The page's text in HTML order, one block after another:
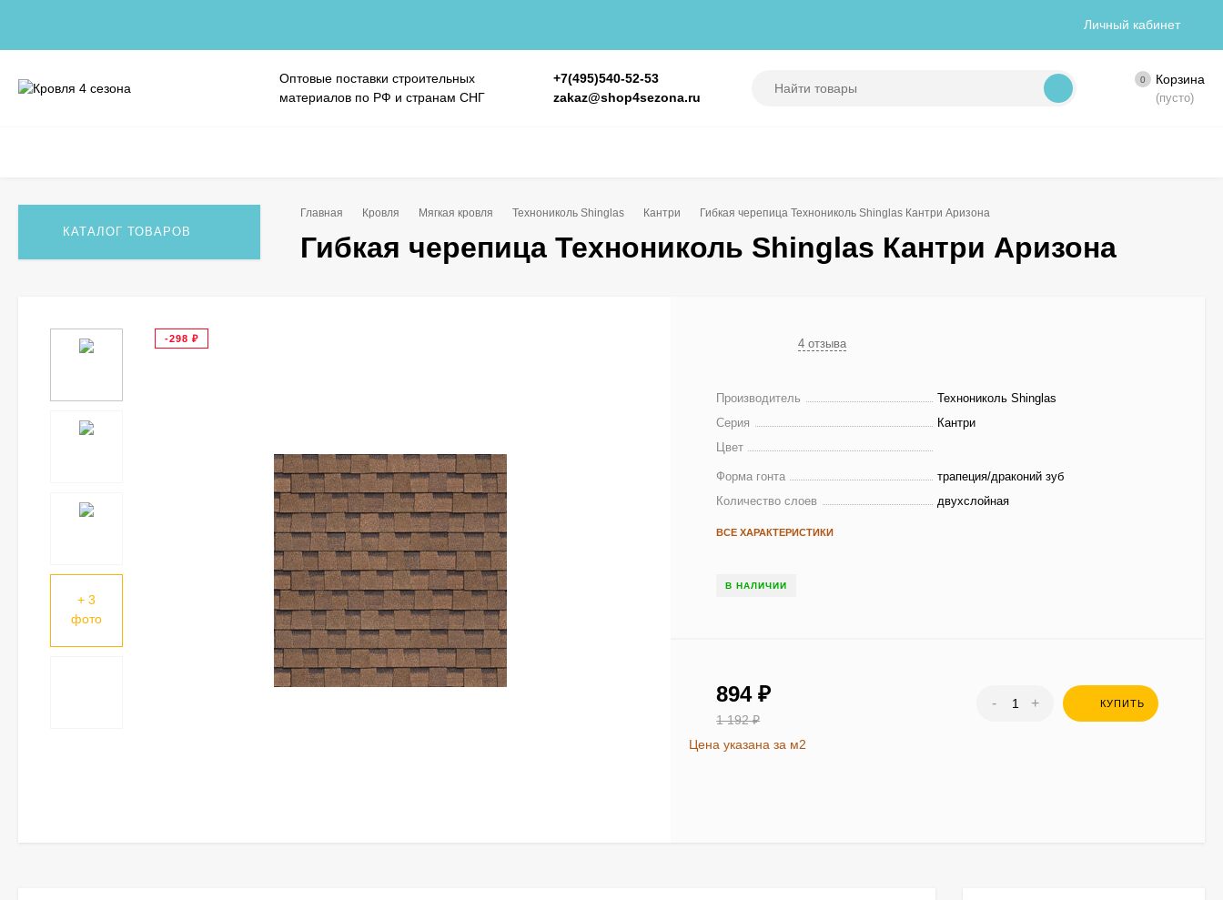
Личный кабинет
Оптовые поставки строительных
материалов по РФ и странам СНГ
+7(495)540-52-53
zakaz@shop4sezona.ru
0 Корзина
(пусто)
КАТАЛОГ ТОВАРОВ
Главная Кровля Мягкая кровля Технониколь Shinglas Кантри Гибкая черепица Технониколь Shinglas Кантри Аризона
Гибкая черепица Технониколь Shinglas Кантри Аризона
+ 3
фото
-298 ₽ 4 отзыва
Производитель
Технониколь Shinglas
Серия
Кантри
Цвет
Форма гонта
трапеция/драконий зуб
Количество слоев
двухслойная
ВСЕ ХАРАКТЕРИСТИКИ
В НАЛИЧИИ
894₽
1 192₽
- + КУПИТЬ
Цена указана за м2